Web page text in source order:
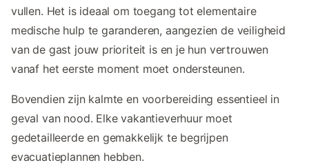
vullen. Het is ideaal om toegang tot elementaire
medische hulp te garanderen, aangezien de veiligheid
van de gast jouw prioriteit is en je hun vertrouwen
vanaf het eerste moment moet ondersteunen.
Bovendien zijn kalmte en voorbereiding essentieel in
geval van nood. Elke vakantieverhuur moet
gedetailleerde en gemakkelijk te begrijpen
evacuatieplannen hebben.